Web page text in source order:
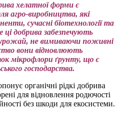
хелатної форми є
агро-виробництва, які
сучасні біотехнології та
ці добрива забезпечують
урожай, не вимиваючи поживні
вони відновлюють
мікрофлори ґрунту, що є
господарства.
органічні рідкі добрива
для відновлення родючості
без шкоди для екосистеми.